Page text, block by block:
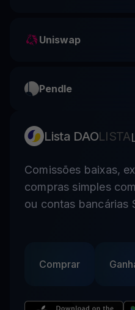
Uniswap
Pendle
Lista DAOLISTA
Comissões baixas,
compras simples
ou contas bancárias
Comprar